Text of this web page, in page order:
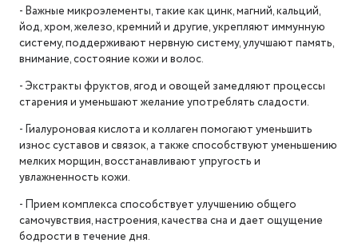
- Важные микроэлементы, такие как цинк, магний, кальций,
йод, хром, железо, кремний и другие, укрепляют иммунную
систему, поддерживают нервную систему, улучшают память,
внимание, состояние кожи и волос.
- Экстракты фруктов, ягод и овощей замедляют процессы
старения и уменьшают желание употреблять сладости.
- Гиалуроновая кислота и коллаген помогают уменьшить
износ суставов и связок, а также способствуют уменьшению
мелких морщин, восстанавливают упругость и
увлажненность кожи.
- Прием комплекса способствует улучшению общего
самочувствия, настроения, качества сна и дает ощущение
бодрости в течение дня.